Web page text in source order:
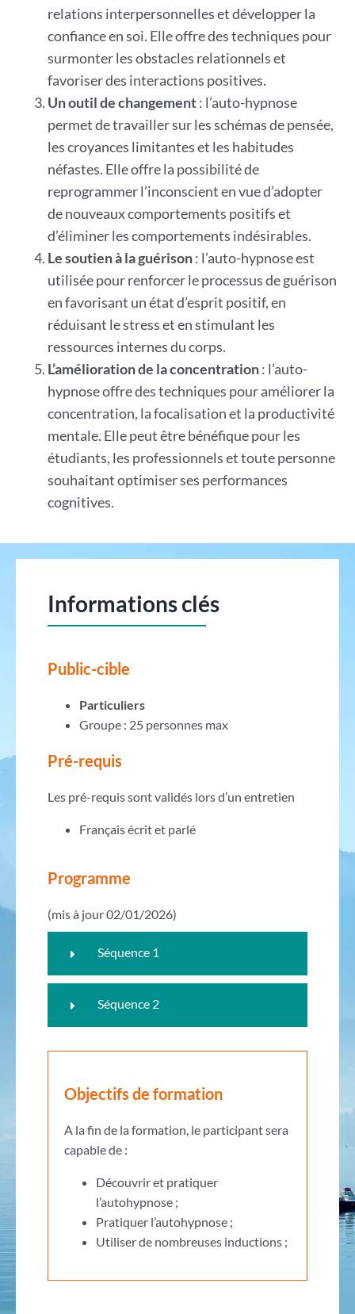
relations interpersonnelles et développer la
confiance en soi. Elle offre des techniques pour
surmonter les obstacles relationnels et
favoriser des interactions positives.
Un outil de changement: l’auto-hypnose
permet de travailler sur les schémas de pensée,
les croyances limitantes et les habitudes
néfastes. Elle offre la possibilité de
reprogrammer l’inconscient en vue d’adopter
de nouveaux comportements positifs et
d’éliminer les comportements indésirables.
Le soutien à la guérison: l’auto-hypnose est
utilisée pour renforcer le processus de guérison
en favorisant un état d’esprit positif, en
réduisant le stress et en stimulant les
ressources internes du corps.
L’amélioration de la concentration: l’auto-
hypnose offre des techniques pour améliorer la
concentration, la focalisation et la productivité
mentale. Elle peut être bénéfique pour les
étudiants, les professionnels et toute personne
souhaitant optimiser ses performances
cognitives.
Informations clés
Public-cible
Particuliers
Groupe : 25 personnes max
Pré-requis
Les pré-requis sont validés lors d’un entretien
Français écrit et parlé
Programme
(mis à jour 02/01/2026)
Séquence 1
Séquence 2
Objectifs de formation
A la fin de la formation, le participant sera
capable de :
Découvrir et pratiquer
l’autohypnose ;
Pratiquer l’autohypnose ;
Utiliser de nombreuses inductions ;